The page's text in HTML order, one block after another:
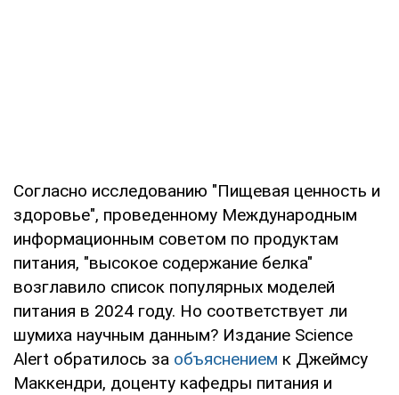
Согласно исследованию "Пищевая ценность и
здоровье", проведенному Международным
информационным советом по продуктам
питания, "высокое содержание белка"
возглавило список популярных моделей
питания в 2024 году. Но соответствует ли
шумиха научным данным? Издание Science
Alert обратилось за объяснением к Джеймсу
Маккендри, доценту кафедры питания и